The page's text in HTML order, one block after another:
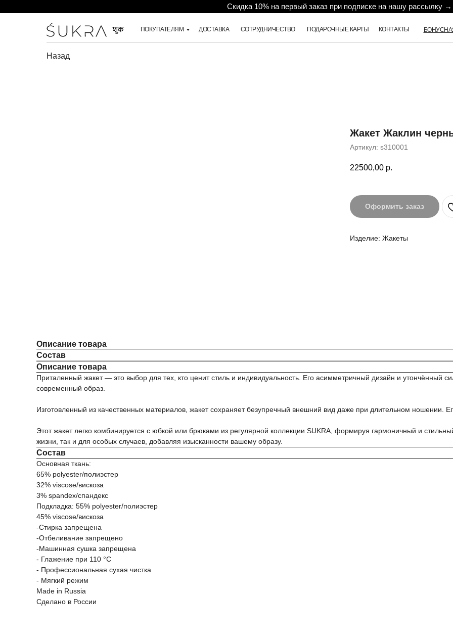
ПОКУПАТЕЛЯМ ДОСТАВКА СОТРУДНИЧЕСТВО ПОДАРОЧНЫЕ КАРТЫ КОНТАКТЫ
Скидка 10% на первый заказ при подписке на нашу рассылку →
Назад
Жакет Жаклин
Артикул: s310001
22500,00 р.
Оформить заказ
Изделие: Жакеты
Описание товара
Состав
Описание товара
Приталенный жакет — это выбор для тех, кто ценит стиль и индивидуальность. Его асимметричный дизайн и утончённый
современный образ.
Изготовленный из качественных материалов, жакет сохраняет безупречный внешний вид даже при длительном ношении.
Этот жакет легко комбинируется с юбкой или брюками из регулярной коллекции SUKRA, формируя гармоничный и
жизни, так и для особых случаев, добавляя изысканности вашему образу.
Состав
Основная ткань:
65% polyester/полиэстер
32% viscose/вискоза
3% spandex/спандекс
Подкладка: 55% polyester/полиэстер
45% viscose/вискоза
-Стирка запрещена
-Отбеливание запрещено
-Машинная сушка запрещена
- Глажение при 110 °C
- Профессиональная сухая чистка
- Мягкий режим
Made in Russia
Сделано в России